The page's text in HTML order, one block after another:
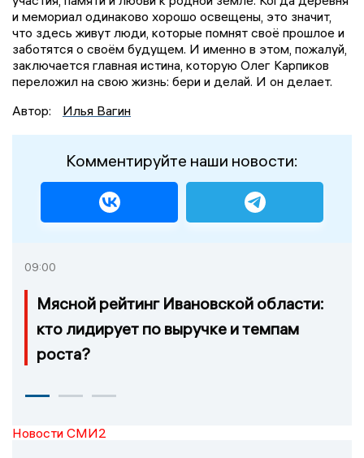
и мемориал одинаково хорошо освещены, это значит,
что здесь живут люди, которые помнят своё прошлое и
заботятся о своём будущем. И именно в этом, пожалуй,
заключается главная истина, которую Олег Карпиков
переложил на свою жизнь: бери и делай. И он делает.
Автор:
Илья Вагин
Комментируйте наши новости:
09:00
Мясной рейтинг Ивановской области:
кто лидирует по выручке и темпам
роста?
Новости СМИ2